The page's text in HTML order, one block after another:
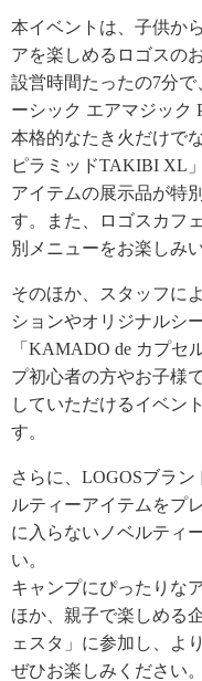
本イベントは、子供か
アを楽しめるロゴスの
設営時間たったの7分
ーシック エアマジック
本格的なたき火だけで
ピラミッドTAKIBI XL
アイテムの展示品が特
す。また、ロゴスカフ
別メニューをお楽しみ
そのほか、スタッフに
ションやオリジナルシ
「KAMADO de カプセ
プ初心者の方やお子様
していただけるイベン
す。
さらに、LOGOSブラ
ルティーアイテムをプ
に入らないノベルティ
い。
キャンプにぴったりな
ほか、親子で楽しめる
ェスタ」に参加し、よ
ぜひお楽しみください。